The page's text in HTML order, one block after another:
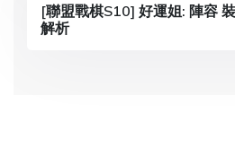
[聯盟戰棋S10] 好運姐: 陣容
解析